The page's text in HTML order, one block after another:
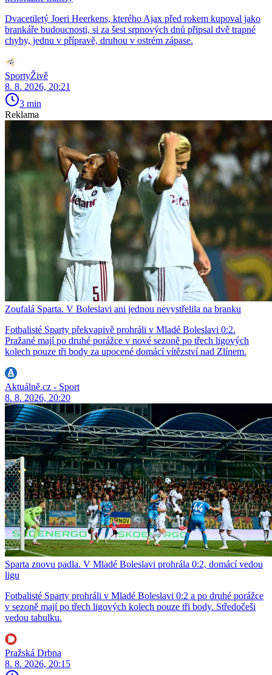
Dvacetiletý Joeri Heerkens, kterého Ajax před rokem kupoval jako
brankáře budoucnosti, si za šest srpnových dnů připsal dvě trapné
chyby, jednu v přípravě, druhou v ostrém zápase.
SportyŽivě
8. 8. 2026, 20:21
3 min
Reklama
Zoufalá Sparta. V Boleslavi ani jednou nevystřelila na branku
Fotbalisté Sparty překvapivě prohráli v Mladé Boleslavi 0:2.
Pražané mají po druhé porážce v nové sezoně po třech ligových
kolech pouze tři body za upocené domácí vítězství nad Zlínem.
Aktuálně.cz - Sport
8. 8. 2026, 20:20
Sparta znovu padla. V Mladé Boleslavi prohrála 0:2, domácí vedou
ligu
Fotbalisté Sparty prohráli v Mladé Boleslavi 0:2 a po druhé porážce
v sezoně mají po třech ligových kolech pouze tři body. Středočeši
vedou tabulku.
Pražská Drbna
8. 8. 2026, 20:15